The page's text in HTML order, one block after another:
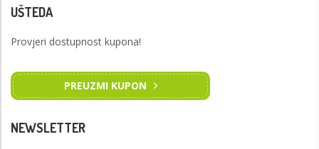
UŠTEDA
Provjeri dostupnost kupona!
PREUZMI KUPON
NEWSLETTER